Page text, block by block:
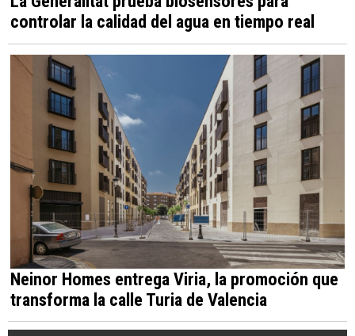
controlar la calidad del agua en tiempo real
Neinor Homes entrega Viria, la promoción que
transforma la calle Turia de Valencia